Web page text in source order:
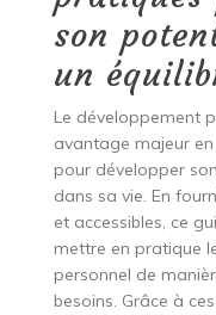
son
un
Le développement
avantage majeur
pour développer
dans sa vie. En
et accessibles, ce
mettre en pratique
personnel de
besoins. Grâce à